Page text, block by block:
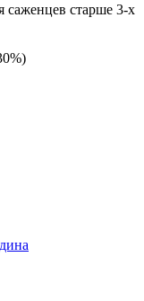
саженцев старше 3-х